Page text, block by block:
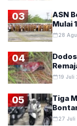
03
ASN
Mulai
28
04
19 Juli
05
Tiga
27 Juli